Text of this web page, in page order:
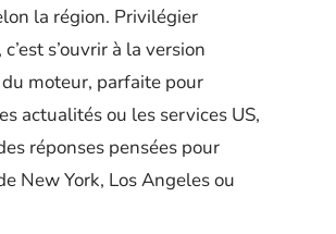
la région. Privilégier
s’ouvrir à la version
moteur, parfaite pour
actualités ou les services US,
réponses pensées pour
New York, Los Angeles ou